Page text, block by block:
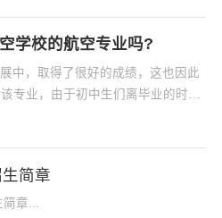
学校的航空专业吗?
中，取得了很好的成绩，这也因此
专业，由于初中生们离毕业的时间
在咨询自己能不能报读成...
简章
简章...